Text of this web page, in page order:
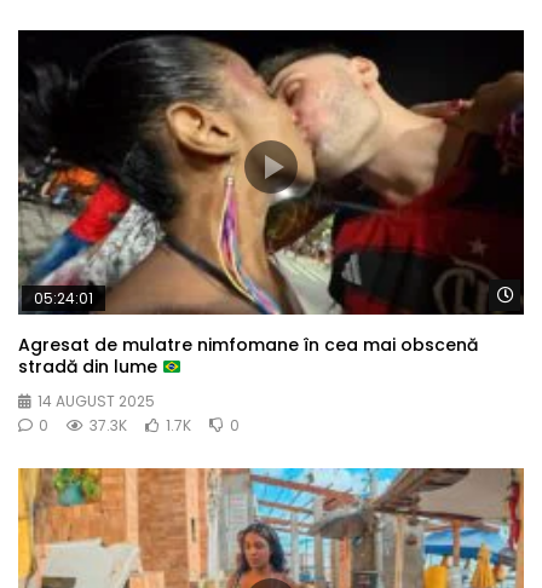
05:24:01
Agresat de mulatre nimfomane în cea mai obscenă
stradă din lume
14 AUGUST 2025
0
37.3K 1.7K 0